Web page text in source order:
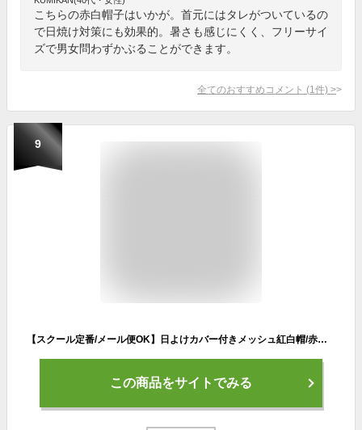
こちらの赤白帽子はいかが。首元にはタレがついているの
で日焼け対策にも効果的。暑さも感じにくく、フリーサイ
ズで男女問わずかぶることができます。
全てのおすすめコメント (1 件) >
9
【スクール定番/メール便OK】日よけカバー付きメッシュ紅白帽/赤白帽子/体操用/学校用/男女兼用/体育用品
この商品をサイトでみる